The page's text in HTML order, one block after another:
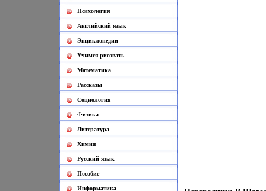
Психология
Английский язык
Энциклопедии
Учимся рисовать
Математика
Рассказы
Социология
Физика
Литература
Химия
Русский язык
Пособие
Информатика